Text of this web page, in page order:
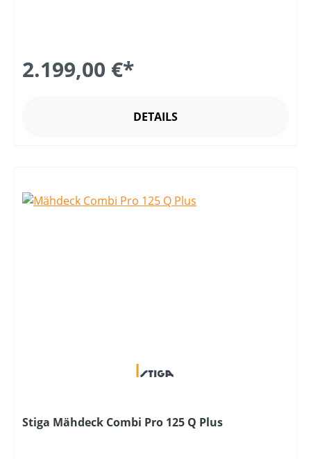
2.199,00 €*
DETAILS
Stiga Mähdeck Combi Pro 125 Q Plus